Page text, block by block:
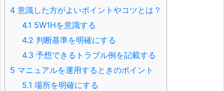
4 意識した方がよいポイントやコツとは？
4.1 5W1Hを意識する
4.2 判断基準を明確にする
4.3 予想できるトラブル例を記載する
5 マニュアルを運用するときのポイント
5.1 場所を明確にする